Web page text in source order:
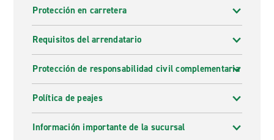
Protección en carretera
Requisitos del arrendatario
Protección de responsabilidad civil complementaria
Política de peajes
Información importante de la sucursal